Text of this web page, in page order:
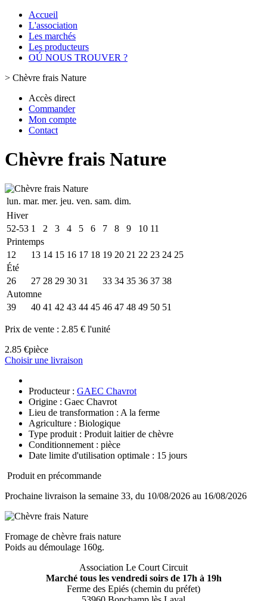
Accueil
L'association
Les marchés
Les producteurs
OÚ NOUS TROUVER ?
> Chèvre frais Nature
Accès direct
Commander
Mon compte
Contact
Chèvre frais Nature
lun. mar. mer. jeu. ven. sam. dim.
Hiver
52-53 1 2 3 4 5 6 7 8 9 10 11
Printemps
12
13 14 15 16 17 18 19 20 21 22 23 24 25
Été
26
27 28 29 30 31 33 34 35 36 37 38
Automne
39
40 41 42 43 44 45 46 47 48 49 50 51
Prix de vente : 2.85 € l'unité
2.85 €pièce
Choisir une livraison
Producteur : GAEC Chavrot
Origine : Gaec Chavrot
Lieu de transformation : A la ferme
Agriculture : Biologique
Type produit : Produit laitier de chèvre
Conditionnement : pièce
Date limite d'utilisation optimale : 15 jours
Produit en précommande
Prochaine livraison la semaine 33, du 10/08/2026 au 16/08/2026
Fromage de chèvre frais nature
Poids au démoulage 160g.
Association Le Court Circuit
Marché tous les vendredi soirs de 17h à 19h
Ferme des Epiés (chemin du préfet)